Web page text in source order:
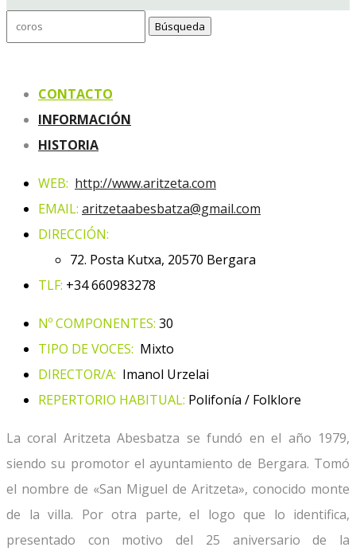
Buscar:
CONTACTO
INFORMACIÓN
HISTORIA
WEB: http://www.aritzeta.com
EMAIL: aritzetaabesbatza@gmail.com
DIRECCIÓN:
72. Posta Kutxa, 20570 Bergara
TLF: +34 660983278
Nº COMPONENTES: 30
TIPO DE VOCES: Mixto
DIRECTOR/A: Imanol Urzelai
REPERTORIO HABITUAL: Polifonía / Folklore
La coral Aritzeta Abesbatza se fundó en el año 1979,
siendo su promotor el ayuntamiento de Bergara. Tomó
el nombre de «San Miguel de Aritzeta», conocido monte
de la villa. Por otra parte, el logo que lo identifica,
presentado con motivo del 25 aniversario de la